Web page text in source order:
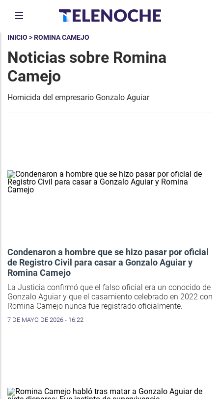
INICIO > ROMINA CAMEJO
Noticias sobre Romina
Camejo
Homicida del empresario Gonzalo Aguiar
Condenaron a hombre que se hizo pasar por oficial
de Registro Civil para casar a Gonzalo Aguiar y
Romina Camejo
La Justicia confirmó que el falso oficial era un conocido de
Gonzalo Aguiar y que el casamiento celebrado en 2022 con
Romina Camejo nunca fue registrado oficialmente.
7 DE MAYO DE 2026 - 16:22